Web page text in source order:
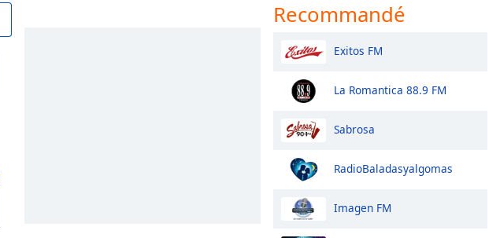
Recommandé
Exitos FM
La Romantica 88.9 FM
Sabrosa
RadioBaladasyalgomas
Imagen FM